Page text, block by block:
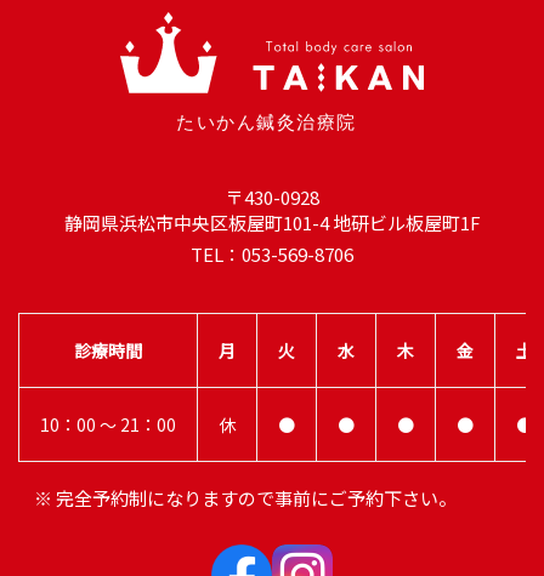
〒430-0928
静岡県浜松市中央区板屋町101-4 地研ビル板屋町1F
TEL：053-569-8706
診療時間 月 火 水 木 金 土
10：00 ～ 21：00 休 ● ● ● ● ●
※ 完全予約制になりますので事前にご予約下さい。